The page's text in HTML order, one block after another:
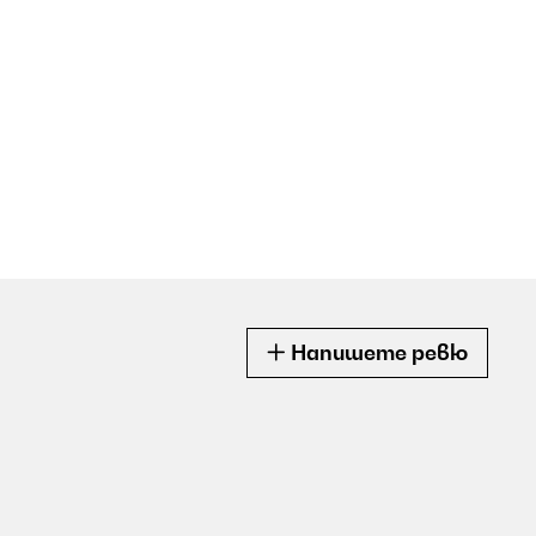
Напишете ревю